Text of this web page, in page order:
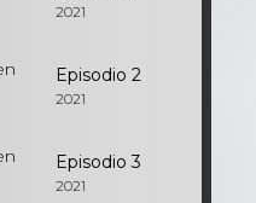
2021
Episodio 2
2021
Episodio 3
2021